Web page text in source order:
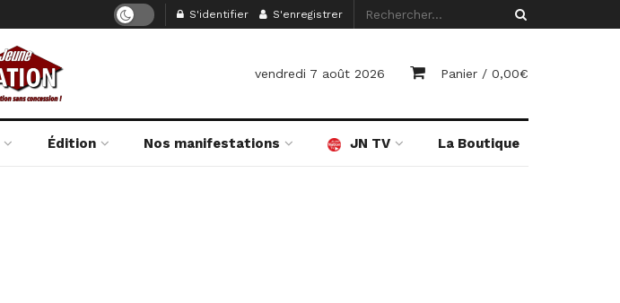
S'identifier S'enregistrer
vendredi 7 août 2026 Panier / 0,00€
Édition Nos manifestations JN TV La Boutique